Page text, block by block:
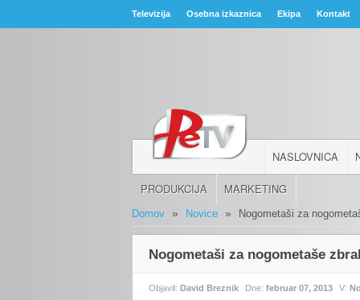
Televizija Osebna izkaznica Ekipa Kontakt
NASLOVNICA
PRODUKCIJA MARKETING
Domov » Novice » Nogometaši za
Nogometaši za nogometaše
Objavil:David Breznik Dne:februar 07, 2013 V: